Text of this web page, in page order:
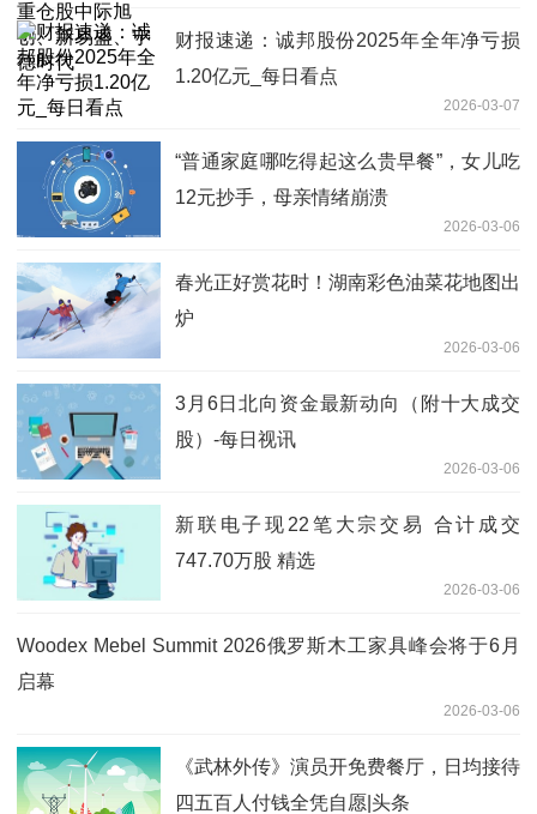
财报速递：诚邦股份2025年全年净亏损
1.20亿元_每日看点
2026-03-07
“普通家庭哪吃得起这么贵早餐”，女儿吃
12元抄手，母亲情绪崩溃
2026-03-06
春光正好赏花时！湖南彩色油菜花地图出
炉
2026-03-06
3月6日北向资金最新动向（附十大成交
股）-每日视讯
2026-03-06
新联电子现22笔大宗交易 合计成交
747.70万股 精选
2026-03-06
Woodex Mebel Summit 2026俄罗斯木工家具峰会将于6月
启幕
2026-03-06
《武林外传》演员开免费餐厅，日均接待
四五百人付钱全凭自愿|头条